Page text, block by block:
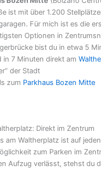
ist mit über 1.200
Für mich ist es die
Optionen in
bist du in etwa 5
in 7 Minuten direkt am
der Stadt
zum Parkhaus Bozen Mitte
Direkt im Zentrum
am Waltherplatz ist auf
zum Parken im
Aufzug verlässt, stehst du